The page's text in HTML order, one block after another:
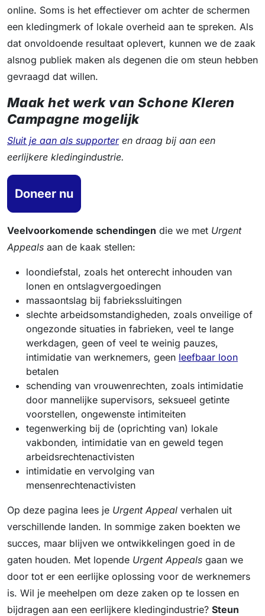
online. Soms is het effectiever om achter de schermen
een kledingmerk of lokale overheid aan te spreken. Als
dat onvoldoende resultaat oplevert, kunnen we de zaak
alsnog publiek maken als degenen die om steun hebben
gevraagd dat willen.
Maak het werk van Schone Kleren
Campagne mogelijk
Sluit je aan als supporteren draag bij aan een
eerlijkere kledingindustrie.
Doneer nu
Veelvoorkomende schendingen die we met Urgent
Appeals aan de kaak stellen:
loondiefstal, zoals het onterecht inhouden van
lonen en ontslagvergoedingen
massaontslag bij fabriekssluitingen
slechte arbeidsomstandigheden, zoals onveilige of
ongezonde situaties in fabrieken, veel te lange
werkdagen, geen of veel te weinig pauzes,
intimidatie van werknemers, geen leefbaar loon
betalen
schending van vrouwenrechten, zoals intimidatie
door mannelijke supervisors, seksueel getinte
voorstellen, ongewenste intimiteiten
tegenwerking bij de (oprichting van) lokale
vakbonden, intimidatie van en geweld tegen
arbeidsrechtenactivisten
intimidatie en vervolging van
mensenrechtenactivisten
Op deze pagina lees je Urgent Appeal verhalen uit
verschillende landen. In sommige zaken boekten we
succes, maar blijven we ontwikkelingen goed in de
gaten houden. Met lopende Urgent Appeals gaan we
door tot er een eerlijke oplossing voor de werknemers
is. Wil je meehelpen om deze zaken op te lossen en
bijdragen aan een eerlijkere kledingindustrie? Steun